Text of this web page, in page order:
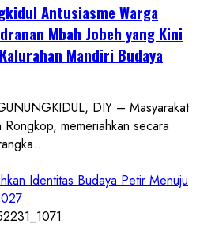
Antusiasme Warga
Mbah Jobeh yang Kini
Mandiri Budaya
DIY – Masyarakat
memeriahkan secara
Identitas Budaya Petir Menuju